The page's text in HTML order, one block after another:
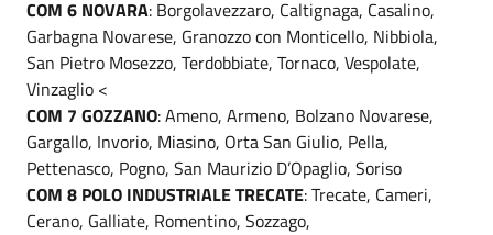
COM 6 NOVARA: Borgolavezzaro, Caltignaga, Casalino,
Garbagna Novarese, Granozzo con Monticello, Nibbiola,
San Pietro Mosezzo, Terdobbiate, Tornaco, Vespolate,
Vinzaglio <
COM 7 GOZZANO: Ameno, Armeno, Bolzano Novarese,
Gargallo, Invorio, Miasino, Orta San Giulio, Pella,
Pettenasco, Pogno, San Maurizio D’Opaglio, Soriso
COM 8 POLO INDUSTRIALE TRECATE: Trecate, Cameri,
Cerano, Galliate, Romentino, Sozzago,